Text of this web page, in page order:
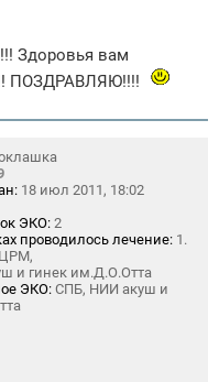
Здоровья вам
ПОЗДРАВЛЯЮ!!!!
18 июл 2011, 18:02
ЭКО: 2
проводилось лечение: 1.
и гинек им.Д.О.Отта
ЭКО: СПБ, НИИ акуш и